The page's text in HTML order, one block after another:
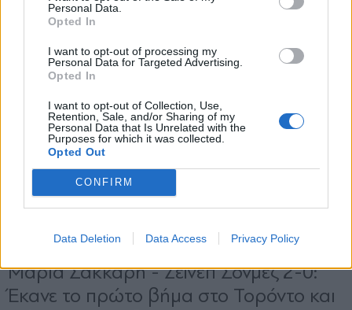
Personal Data.
Opted In
I want to opt-out of processing my
Personal Data for Targeted Advertising.
Opted In
I want to opt-out of Collection, Use,
Retention, Sale, and/or Sharing of my
Personal Data that Is Unrelated with the
Purposes for which it was collected.
Opted Out
CONFIRM
Data Deletion Data Access Privacy Policy
X